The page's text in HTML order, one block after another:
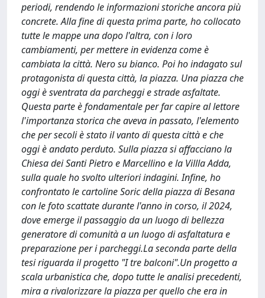
periodi, rendendo le informazioni storiche ancora più
concrete. Alla fine di questa prima parte, ho collocato
tutte le mappe una dopo l'altra, con i loro
cambiamenti, per mettere in evidenza come è
cambiata la città. Nero su bianco. Poi ho indagato sul
protagonista di questa città, la piazza. Una piazza che
oggi è sventrata da parcheggi e strade asfaltate.
Questa parte è fondamentale per far capire al lettore
l'importanza storica che aveva in passato, l'elemento
che per secoli è stato il vanto di questa città e che
oggi è andato perduto. Sulla piazza si affacciano la
Chiesa dei Santi Pietro e Marcellino e la Villla Adda,
sulla quale ho svolto ulteriori indagini. Infine, ho
confrontato le cartoline Soric della piazza di Besana
con le foto scattate durante l'anno in corso, il 2024,
dove emerge il passaggio da un luogo di bellezza
generatore di comunità a un luogo di asfaltatura e
preparazione per i parcheggi.La seconda parte della
tesi riguarda il progetto "I tre balconi".Un progetto a
scala urbanistica che, dopo tutte le analisi precedenti,
mira a rivalorizzare la piazza per quello che era in